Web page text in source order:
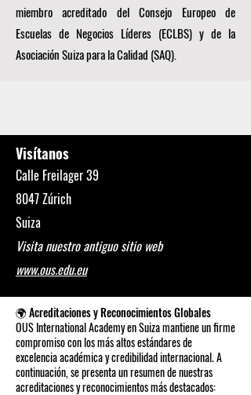
miembro acreditado delConsejo Europeo de
Escuelas de Negocios Líderes (ECLBS) y de la
Asociación Suiza para la Calidad (SAQ).
Visítanos
Calle Freilager 39
8047 Zúrich
Suiza
Visita nuestro antiguo sitio web
www.ous.edu.eu
🌍 Acreditaciones y Reconocimientos Globales
OUS International Academy en Suiza mantiene un firme
compromiso con los más altos estándares de
excelencia académica y credibilidad internacional. A
continuación, se presenta un resumen de nuestras
acreditaciones y reconocimientos más destacados: